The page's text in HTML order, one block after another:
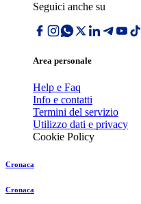
Seguici anche su
Area personale
Help e Faq
Info e contatti
Termini del servizio
Utilizzo dati e privacy
Cookie Policy
Cronaca
Cronaca